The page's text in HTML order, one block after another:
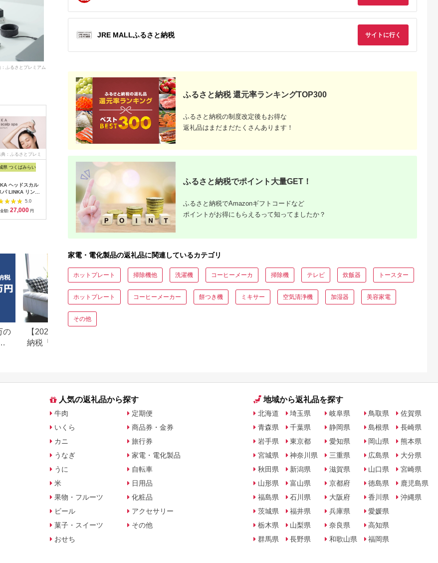
：ふるさとプレミアム
典：ふるさとプレミ
アム
県 つくばみらい
ヘッドスカル
パ LINKA リンカ
ケア ヘッドスパ
ジ マッサージャ
皮[EV11-NT]
5.0
額: 27,000 円
さと納税
茨城県 つくばみらい
LINKA エアリーブロ
ウ リンカ 美容 ドライ
ヤー ヘアケア 髪 エス
テ ギフト ラッピング
贈呈品 プレゼント 母
の日 母の日準備 母の
5.0
46,000 円
静岡県 浜松市
オーク調 設置作業付
5.0
寄付金額:600,000
SIGMA 56mm F1.4
ーEマウント】
寄付金額: 231,000
MOTTERU(モッテル)
A 1ポート 折りたたみ
式プラグ 急速充電
PSE適合製品 2年保証
ルアイリス【 神奈川
寄付金額:11,000 円
高山 モアレ moare
の
【2026年最新版】ふるさと
納税「食べ物以外」返礼品
JRE MALLふるさと納税 サイトに行く
ふるさと納税 還元率ランキングTOP300
ふるさと納税の制度改定後もお得な
返礼品はまだまだたくさんあります！
ふるさと納税でポイント大量GET！
ふるさと納税でAmazonギフトコードなど
ポイントがお得にもらえるって知ってましたか？
家電・電化製品の返礼品に関連しているカテゴリ
ホットプレート 掃除機他 洗濯機 コーヒーメーカ 掃除機 テレビ 炊飯器 トースター
ホットプレート コーヒーメーカー 餅つき機 ミキサー 空気清浄機 加湿器 美容家電
その他
人気の返礼品から探す
牛肉
いくら
カニ
うなぎ
うに
米
果物・フルーツ
ビール
菓子・スイーツ
おせち
定期便
商品券・金券
旅行券
家電・電化製品
自転車
日用品
化粧品
アクセサリー
その他
地域から返礼品を探す
北海道
青森県
岩手県
宮城県
秋田県
山形県
福島県
茨城県
栃木県
群馬県
埼玉県
千葉県
東京都
神奈川県
新潟県
富山県
石川県
福井県
山梨県
長野県
岐阜県
静岡県
愛知県
三重県
滋賀県
京都府
大阪府
兵庫県
奈良県
和歌山県
鳥取県
島根県
岡山県
広島県
山口県
徳島県
香川県
愛媛県
高知県
福岡県
佐賀県
長崎県
熊本県
大分県
宮崎県
鹿児島県
沖縄県